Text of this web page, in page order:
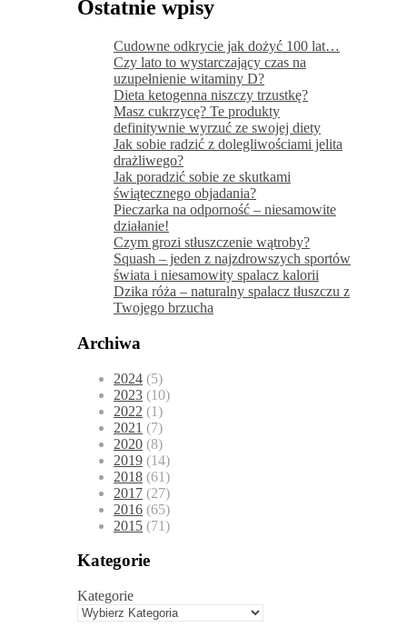
Ostatnie wpisy
Cudowne odkrycie jak dożyć 100 lat…
Czy lato to wystarczający czas na
uzupełnienie witaminy D?
Dieta ketogenna niszczy trzustkę?
Masz cukrzycę? Te produkty
definitywnie wyrzuć ze swojej diety
Jak sobie radzić z dolegliwościami jelita
drażliwego?
Jak poradzić sobie ze skutkami
świątecznego objadania?
Pieczarka na odporność – niesamowite
działanie!
Czym grozi stłuszczenie wątroby?
Squash – jeden z najzdrowszych sportów
świata i niesamowity spalacz kalorii
Dzika róża – naturalny spalacz tłuszczu z
Twojego brzucha
Archiwa
2024 (5)
2023 (10)
2022 (1)
2021 (7)
2020 (8)
2019 (14)
2018 (61)
2017 (27)
2016 (65)
2015 (71)
Kategorie
Kategorie